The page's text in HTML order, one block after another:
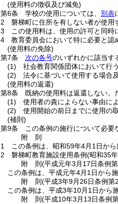
(使用料の徴収及び減免)
第6条
学校の使用については、 別表
2
磐梯町に住所を有しない者が使用
3
この使用料は、使用の許可と同時
4
教育委員会において特に必要と認
(使用料の免除)
第7条
次の各号のいずれかに該当す
(1)
社会教育関係団体において行
(2)
法令に基づいて使用する場合
(使用料の返還)
第8条
既納の使用料は返還しない。
(1)
使用者の責によらない事由に
(2)
使用開始の前日までに使用の
(補則)
第9条
この条例の施行について必要
附 則
1
この条例は、昭和59年4月1日から
2
磐梯町教育施設使用条例(昭和35
附 則(平成元年3月17日条例
この条例は、平成元年4月1日から施
附 則(平成3年9月26日条例第
この条例は、平成3年10月1日から
附 則(平成10年3月13日条例